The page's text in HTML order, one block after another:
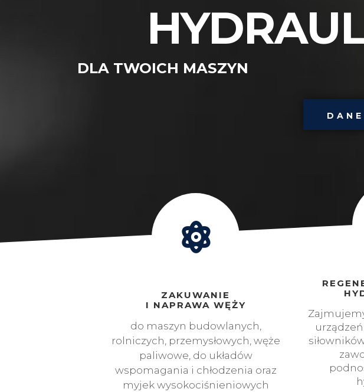
DLA TWOICH MASZYN
ZAKUWANIE
I NAPRAWA WĘŻY
do maszyn budowlanych,
rolniczych, przemysłowych, węże
paliwowe, do układów
wspomagania i chłodzenia oraz
myjek wysokociśnieniowych